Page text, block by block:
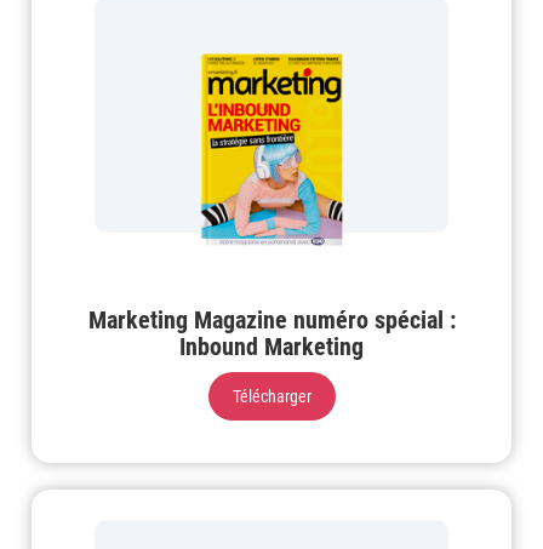
Marketing Magazine numéro spécial :
Inbound Marketing
Télécharger